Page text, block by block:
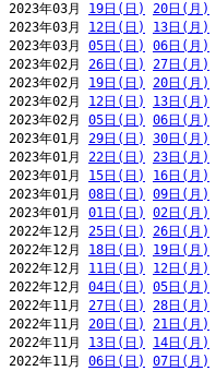
2023年03月 19日(日) 20日(月)
2023年03月 12日(日) 13日(月)
2023年03月 05日(日) 06日(月)
2023年02月 26日(日) 27日(月)
2023年02月 19日(日) 20日(月)
2023年02月 12日(日) 13日(月)
2023年02月 05日(日) 06日(月)
2023年01月 29日(日) 30日(月)
2023年01月 22日(日) 23日(月)
2023年01月 15日(日) 16日(月)
2023年01月 08日(日) 09日(月)
2023年01月 01日(日) 02日(月)
2022年12月 25日(日) 26日(月)
2022年12月 18日(日) 19日(月)
2022年12月 11日(日) 12日(月)
2022年12月 04日(日) 05日(月)
2022年11月 27日(日) 28日(月)
2022年11月 20日(日) 21日(月)
2022年11月 13日(日) 14日(月)
2022年11月 06日(日) 07日(月)